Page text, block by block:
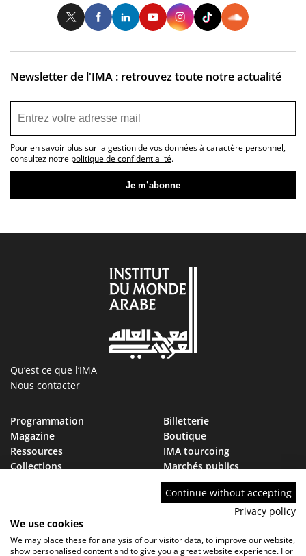
TwitterFacebookLinkedInYoutubeInstagram
Newsletter de l'IMA : retrouvez toute notre actualité
Pour en savoir plus sur la gestion de vos données à caractère personnel,
consultez notre politique de confidentialité.
Qu’est ce que l’IMA
Nous contacter
Programmation
Magazine
Ressources
Collections
Billetterie
Boutique
IMA tourcoing
Marchés publics
Nous rejoindre
Continue without accepting
Privacy policy
We use cookies
We may place these for analysis of our visitor data, to improve our website,
show personalised content and to give you a great website experience. For